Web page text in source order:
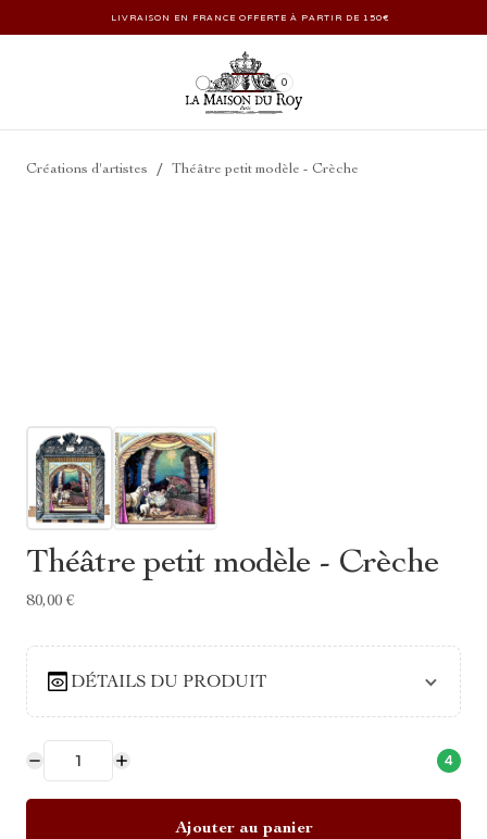
LIVRAISON EN FRANCE OFFERTE À PARTIR DE 150€
0
Créations d'artistes / Théâtre petit modèle - Crèche
Théâtre petit modèle - Crèche
80,00 €
DÉTAILS DU PRODUIT
4
Ajouter au panier